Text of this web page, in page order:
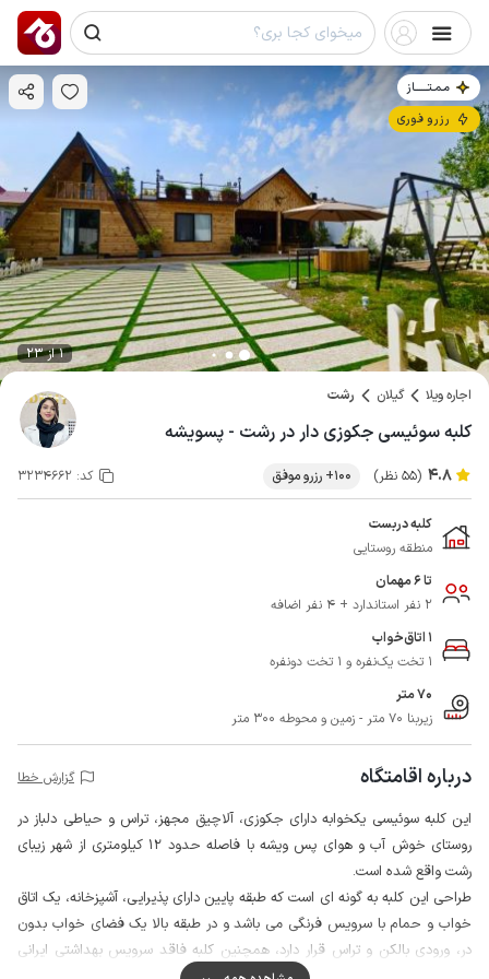
مـمـتــــــاز
رزرو فوری
1 از 23
اجاره ویلا گیلان رشت
کلبه سوئیسی جکوزی دار در رشت - پسویشه
4.8 (55 نظر) 100+ رزرو موفق کد: 3234662
کلبه دربست
منطقه روستایی
تا 6 مهمان
2 نفر استاندارد + 4 نفر اضافه
1 اتاق‌خواب
1 تخت یک‌نفره و 1 تخت دونفره
70 متر
زیربنا 70 متر - زمین و محوطه 300 متر
درباره اقامتگاه گزارش خطا
این کلبه سوئیسی یکخوابه دارای جکوزی، آلاچیق مجهز، تراس و حیاطی دلباز در
روستای خوش آب و هوای پس ویشه با فاصله حدود 12 کیلومتری از شهر زیبای
رشت واقع شده است.
طراحی این کلبه به گونه ای است که طبقه پایین دارای پذیرایی، آشپزخانه، یک اتاق
خواب و حمام با سرویس فرنگی می باشد و در طبقه بالا یک فضای خواب بدون
در، ورودی بالکن و تراس قرار دارد، همچنین کلبه فاقد سرویس بهداشتی ایرانی